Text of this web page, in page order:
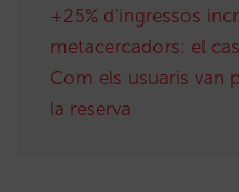
+25% d’ingressos
metacercadors: el cas
Com els usuaris van
la reserva